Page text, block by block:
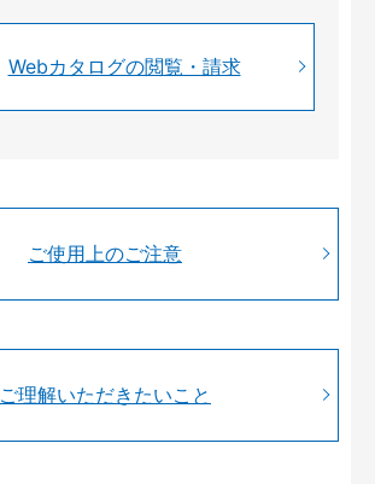
Webカタログの閲覧・請求
ご使用上のご注意
ご理解いただきたいこと